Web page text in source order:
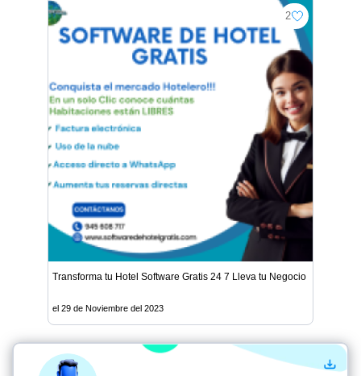
2
Transforma tu Hotel Software Gratis 24 7 Lleva tu Negocio al Tope
el 29 de Noviembre del 2023